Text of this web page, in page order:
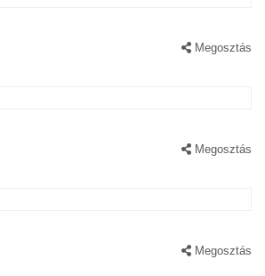
Megosztás
Megosztás
Megosztás